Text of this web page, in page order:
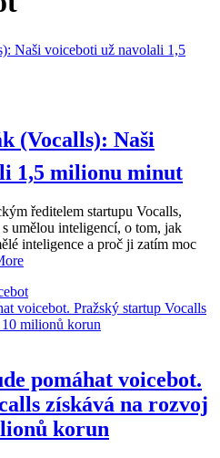
(Vocalls): Naši
1,5 milionu minut
ředitelem startupu Vocalls,
umělou inteligencí, o tom, jak
inteligence a proč ji zatím moc
pomáhat voicebot.
získává na rozvoj
korun